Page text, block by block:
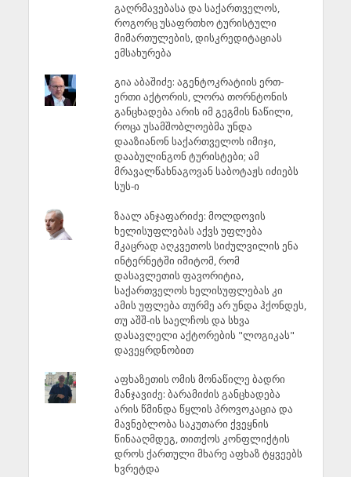
გაღრმავებასა და საქართველოს,
როგორც უსაფრთხო ტურისტული
მიმართულების, დისკრედიტაციას
ემსახურება
გია აბაშიძე: აგენტოკრატიის ერთ-
ერთი აქტორის, ლორა თორნტონის
განცხადება არის იმ გეგმის ნაწილი,
როცა უსამშობლოებმა უნდა
დააზიანონ საქართველოს იმიჯი,
დააბულინგონ ტურისტები; ამ
მრავალწახნაგოვან საბოტაჟს იძიებს
სუს-ი
ზაალ ანჯაფარიძე: მოლდოვის
ხელისუფლებას აქვს უფლება
მკაცრად აღკვეთოს სიძულვილის ენა
ინტერნეტში იმიტომ, რომ
დასავლეთის ფავორიტია,
საქართველოს ხელისუფლებას კი
ამის უფლება თურმე არ უნდა ჰქონდეს,
თუ აშშ-ის საელჩოს და სხვა
დასავლელი აქტორების "ლოგიკას"
დავეყრდნობით
აფხაზეთის ომის მონაწილე ბადრი
მანჯავიძე: ბარამიძის განცხადება
არის წმინდა წყლის პროვოკაცია და
მავნებლობა საკუთარი ქვეყნის
წინააღმდეგ, თითქოს კონფლიქტის
დროს ქართული მხარე აფხაზ ტყვეებს
ხვრეტდა